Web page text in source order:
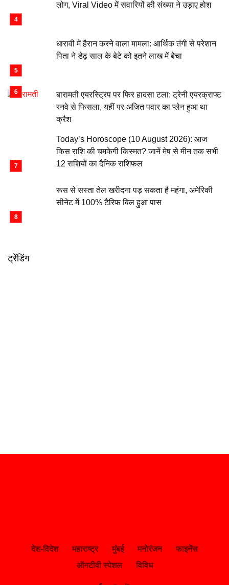
लोग, Viral Video में सवारियों की संख्या ने उड़ाए होश
धारावी में हैरान करने वाला मामला: आर्थिक तंगी से परेशान
पिता ने डेढ़ साल के बेटे को इतने लाख में बेचा
बारामती एयरस्ट्रिप पर फिर हादसा टला: ट्रेनी एयरक्राफ्ट
रनवे से फिसला, यहीं पर अजित पवार का प्लेन हुआ था
क्रैश
Today’s Horoscope (10 August 2026): आज
किस राशि की चमकेगी किस्मत? जानें मेष से मीन तक सभी
12 राशियों का दैनिक राशिफल
रूस से सस्ता तेल खरीदना पड़ सकता है महंगा, अमेरिकी
सीनेट में 100% टैरिफ बिल हुआ पास
ट्रेंडिंग
देश-विदेश महाराष्ट्र मुंबई मनोरंजन
फाइनेंस
ऑनटीवी स्पेशल
विविध